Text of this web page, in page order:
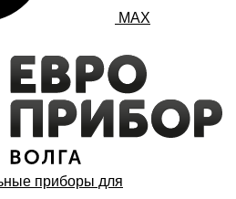
MAX
приборы для